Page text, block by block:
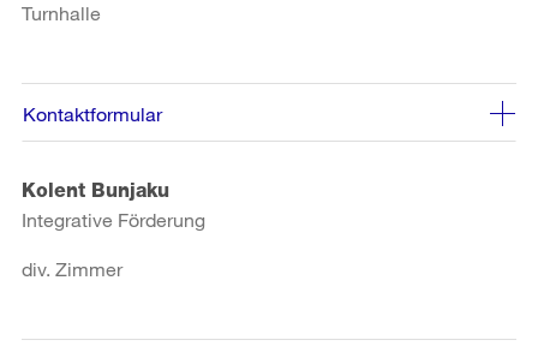
Turnhalle
Kontaktformular
Kolent Bunjaku
Integrative Förderung
div. Zimmer